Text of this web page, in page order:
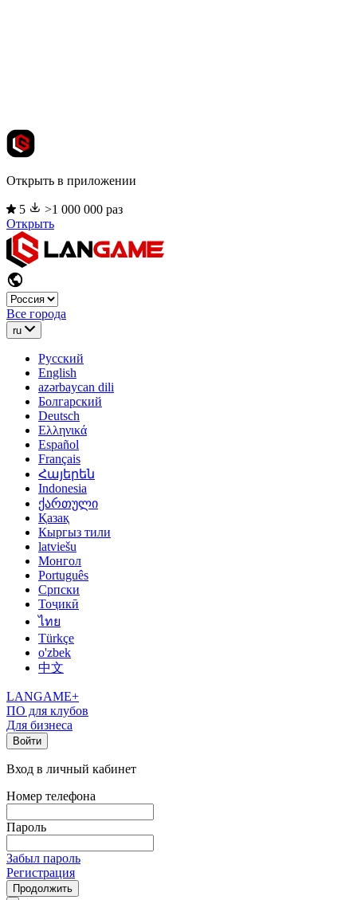
Открыть в приложении
5
>1 000 000 раз
Открыть
Все города
ru
Русский
English
azərbaycan dili
Болгарский
Deutsch
Ελληνικά
Español
Français
Հայերեն
Indonesia
ქართული
Қазақ
Кыргыз тили
latviešu
Монгол
Português
Српски
Тоҷикӣ
ไทย
Türkçe
o'zbek
中文
LANGAME+
ПО для клубов
Для бизнеса
Войти
Вход в личный кабинет
Номер телефона
Пароль
Забыл пароль
Регистрация
Продолжить